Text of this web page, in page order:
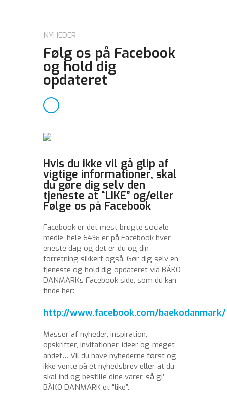
NYHEDER
Følg os på Facebook
og hold dig
opdateret
Hvis du ikke vil gå glip af
vigtige informationer, skal
du gøre dig selv den
tjeneste at “LIKE” og/eller
Følge os på Facebook
Facebook er det mest brugte sociale
medie, hele 64% er på Facebook hver
eneste dag og det er du og din
forretning sikkert også. Gør dig selv en
tjeneste og hold dig opdateret via BÄKO
DANMARKs Facebook side, som du kan
finde her:
http://www.facebook.com/baekodanmark/
Masser af nyheder, inspiration,
opskrifter, invitationer, ideer og meget
andet… Vil du have nyhederne først og
ikke vente på et nyhedsbrev eller at du
skal ind og bestille dine varer, så gi’
BÄKO DANMARK et “like”.